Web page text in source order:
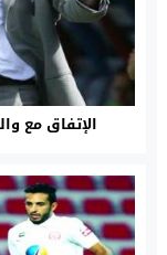
الإتفاق مع